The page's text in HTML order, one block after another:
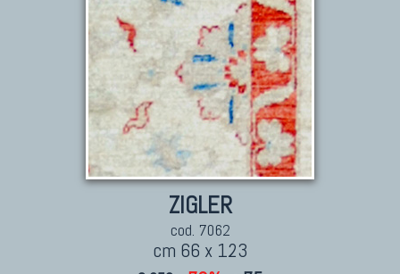
ZIGLER
cod. 7062
cm 66 x 123